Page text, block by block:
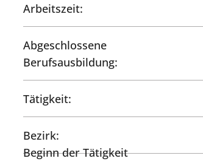
Arbeitszeit:
Abgeschlossene
Berufsausbildung:
Tätigkeit:
Bezirk:
Beginn der Tätigkeit